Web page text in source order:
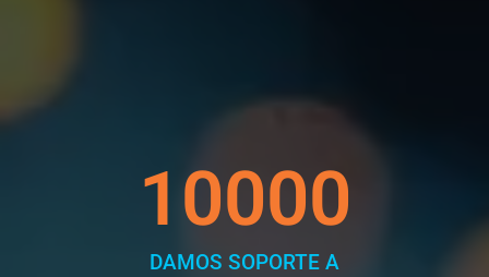
DAMOS SOPORTE A
10000